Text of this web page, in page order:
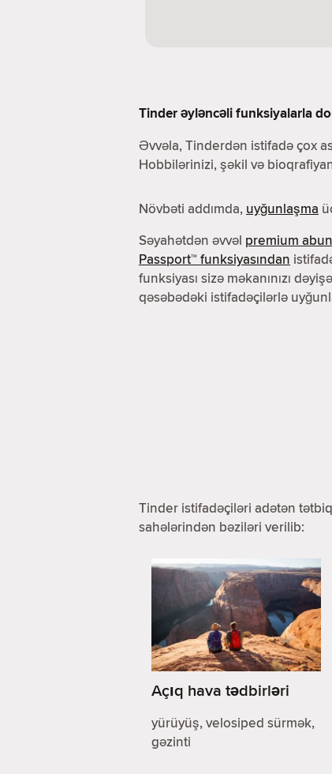
Tinder əyləncəli funksiyalarla
Əvvəla, Tinderdən istifadə çox
Hobbilərinizi, şəkil və
Növbəti addımda, uyğunlaşma
Səyahətdən əvvəl premium
Passport™ funksiyasından
funksiyası sizə məkanınızı
qəsəbədəki istifadəçilərlə
Tinder istifadəçiləri adətən
sahələrindən bəziləri verilib:
Açıq hava tədbirləri
yürüyüş, velosiped sürmək,
gəzinti